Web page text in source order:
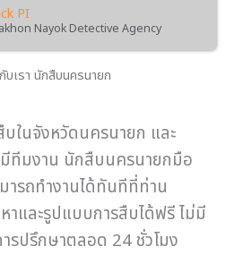
PI
Nayok Detective Agency
บเรา นักสืบนครนายก
ในจังหวัดนครนายก และ
มีทีมงาน นักสืบนครนายกมือ
ารถทำงานได้ทันทีที่ท่าน
และรูปแบบการสืบได้ฟรี ไม่มี
รปรึกษาตลอด 24 ชั่วโมง